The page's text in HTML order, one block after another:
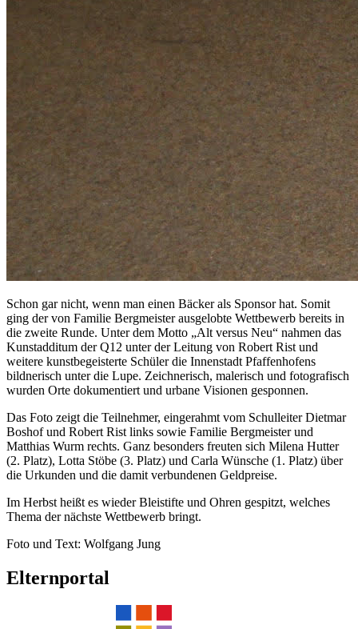
Schon gar nicht, wenn man einen Bäcker als Sponsor hat. Somit
ging der von Familie Bergmeister ausgelobte Wettbewerb bereits in
die zweite Runde. Unter dem Motto „Alt versus Neu“ nahmen das
Kunstadditum der Q12 unter der Leitung von Robert Rist und
weitere kunstbegeisterte Schüler die Innenstadt Pfaffenhofens
bildnerisch unter die Lupe. Zeichnerisch, malerisch und fotografisch
wurden Orte dokumentiert und urbane Visionen gesponnen.
Das Foto zeigt die Teilnehmer, eingerahmt vom Schulleiter Dietmar
Boshof und Robert Rist links sowie Familie Bergmeister und
Matthias Wurm rechts. Ganz besonders freuten sich Milena Hutter
(2. Platz), Lotta Stöbe (3. Platz) und Carla Wünsche (1. Platz) über
die Urkunden und die damit verbundenen Geldpreise.
Im Herbst heißt es wieder Bleistifte und Ohren gespitzt, welches
Thema der nächste Wettbewerb bringt.
Foto und Text: Wolfgang Jung
Elternportal